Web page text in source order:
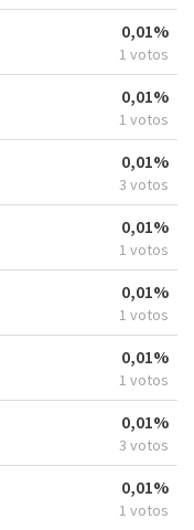
0,01%
1 votos
0,01%
1 votos
0,01%
3 votos
0,01%
1 votos
0,01%
1 votos
0,01%
1 votos
0,01%
3 votos
0,01%
1 votos